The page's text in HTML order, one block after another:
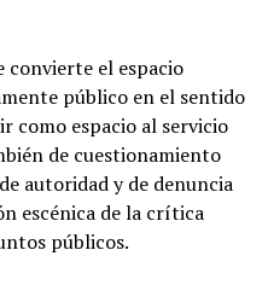
convierte el espacio
público en el sentido
como espacio al servicio
de cuestionamiento
autoridad y de denuncia
escénica de la crítica
públicos.